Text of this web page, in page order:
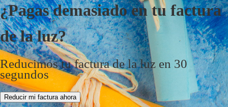
¿Pagas demasiado en tu factura
de la luz?
Reducimos tu factura de la luz en 30
segundos
Reducir mi factura ahora